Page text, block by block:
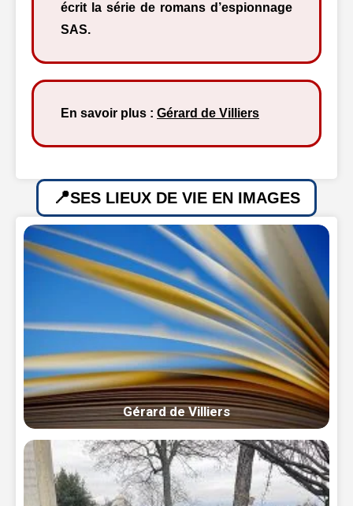
écrit la série de romans d’espionnage
SAS.
En savoir plus : Gérard de Villiers
SES LIEUX DE VIE EN IMAGES
Gérard de Villiers